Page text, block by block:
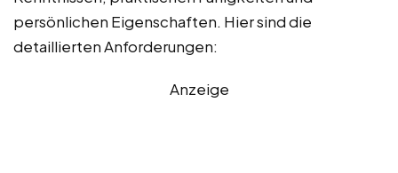
persönlichen Eigenschaften. Hier sind die
detaillierten Anforderungen:
Anzeige